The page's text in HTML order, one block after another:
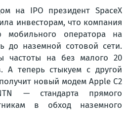
на IPO президент SpaceX
инвесторам, что компания
мобильного оператора на
до наземной сотовой сети.
частоты на без малого 20
А теперь стыкуем с другой
новый модем Apple C2
— стандарта прямого
в обход наземного